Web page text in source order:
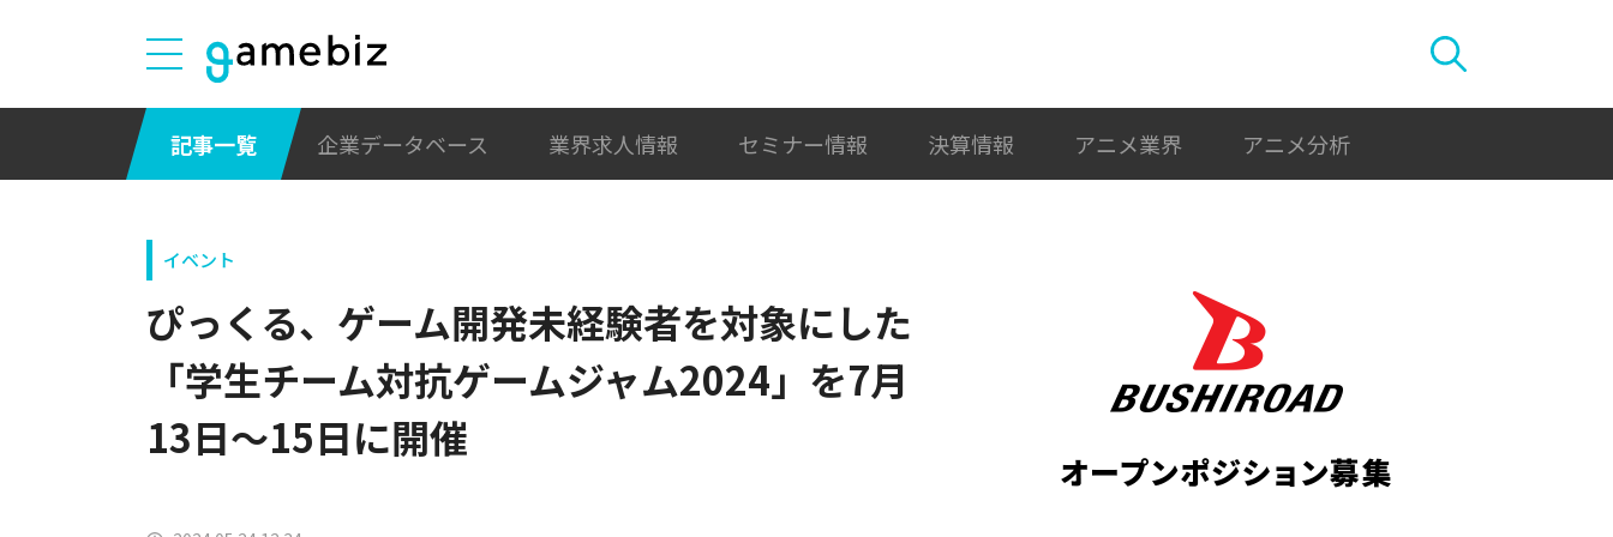
記事一覧 企業データベース 業界求人情報 セミナー情報 決算情報 アニメ業界 アニメ分析
イベント
ぴっくる、ゲーム開発未経験者を対象にした
「学生チーム対抗ゲームジャム2024」を7月
13日～15日に開催